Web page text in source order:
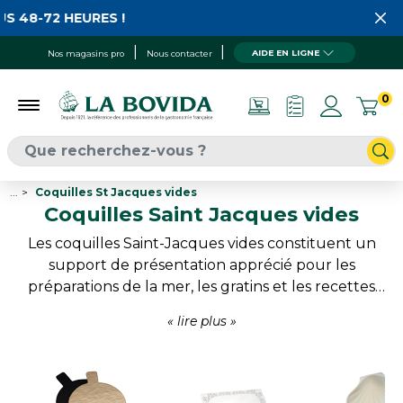
Nos magasins pro Nous contacter AIDE EN LIGNE
0
72 HEURES !
Coquilles St Jacques vides
Coquilles Saint Jacques vides
Les coquilles Saint-Jacques vides constituent un
support de présentation apprécié pour les
préparations de la mer, les gratins et les recettes
aluminium ou en plastique, elles permettent de
service. Leur aspect authentique ou décoratif
contribue à renforcer l’attractivité des